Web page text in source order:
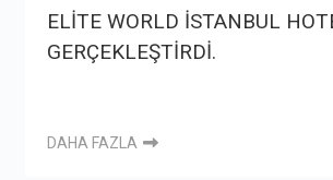
ELİTE WORLD İSTANBUL
GERÇEKLEŞTİRDİ.
DAHA FAZLA